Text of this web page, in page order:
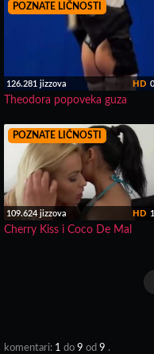
POZNATE LIČNOSTI
126.281 jizzova HD
Theodora popoveka guza
POZNATE LIČNOSTI
109.624 jizzova HD
Cherry Kiss i Coco De Mal
komentari: 1 do 9 od 9 .